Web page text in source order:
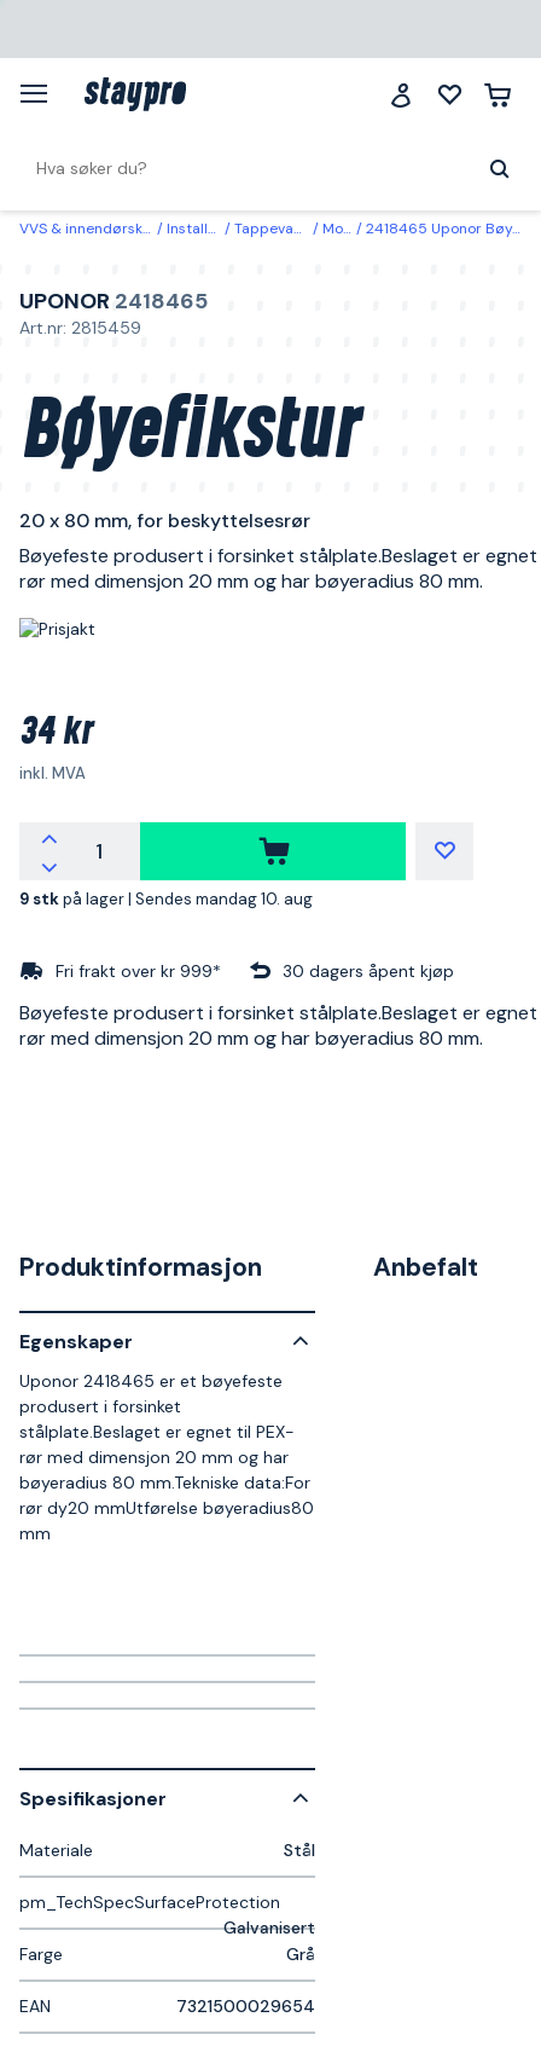
VVS & innendørsklima Installasjon Tappevannsystem Montering 2418465 Uponor Bøyefikstur 20 x 80 mm, for beskyttelsesrør
UPONOR 2418465
Art.nr: 2815459
Bøyefikstur
20 x 80 mm, for beskyttelsesrør
Bøyefeste produsert i forsinket stålplate.Beslaget er egnet
rør med dimensjon 20 mm og har bøyeradius 80 mm.
34 kr
inkl. MVA
9 stkpå lager | Sendes mandag 10. aug
Fri frakt over kr 999* 30 dagers åpent kjøp
Bøyefeste produsert i forsinket stålplate.Beslaget er egnet
rør med dimensjon 20 mm og har bøyeradius 80 mm.
Produktinformasjon
Egenskaper
Uponor 2418465 er et bøyefeste
produsert i forsinket
stålplate.Beslaget er egnet til PEX-
rør med dimensjon 20 mm og har
bøyeradius 80 mm.Tekniske data:For
rør dy20 mmUtførelse bøyeradius80
mm
Spesifikasjoner
Materiale Stål
pm_TechSpecSurfaceProtection
Galvanisert
Farge
Grå
EAN 7321500029654
Anbefalt